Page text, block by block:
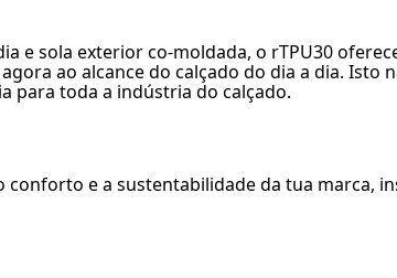
e sola exterior co-moldada, o rTPU30
ao alcance do calçado do dia a dia. Isto
para toda a indústria do calçado.
e a sustentabilidade da tua marca,